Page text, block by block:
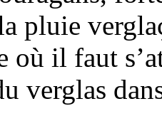
pluie
où il faut
verglas